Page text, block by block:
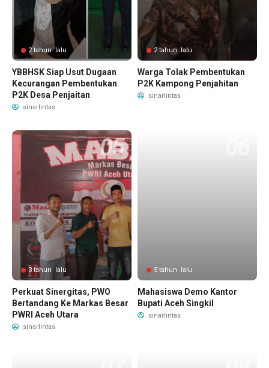
2 tahun lalu
YBBHSK Siap Usut Dugaan
Kecurangan Pembentukan
P2K Desa Penjaitan
sinarlintas
2 tahun lalu
Warga Tolak Pembentukan
P2K Kampong Penjahitan
sinarlintas
3 tahun lalu
Perkuat Sinergitas, PWO
Bertandang Ke Markas Besar
PWRI Aceh Utara
sinarlintas
5 tahun lalu
Mahasiswa Demo Kantor
Bupati Aceh Singkil
sinarlintas